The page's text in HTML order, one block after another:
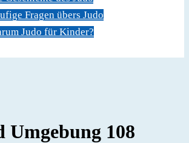
Fragen übers Judo
Judo für Kinder?
Umgebung 108